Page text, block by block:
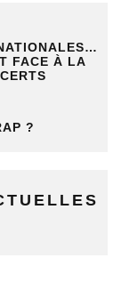
FACE À LA
?